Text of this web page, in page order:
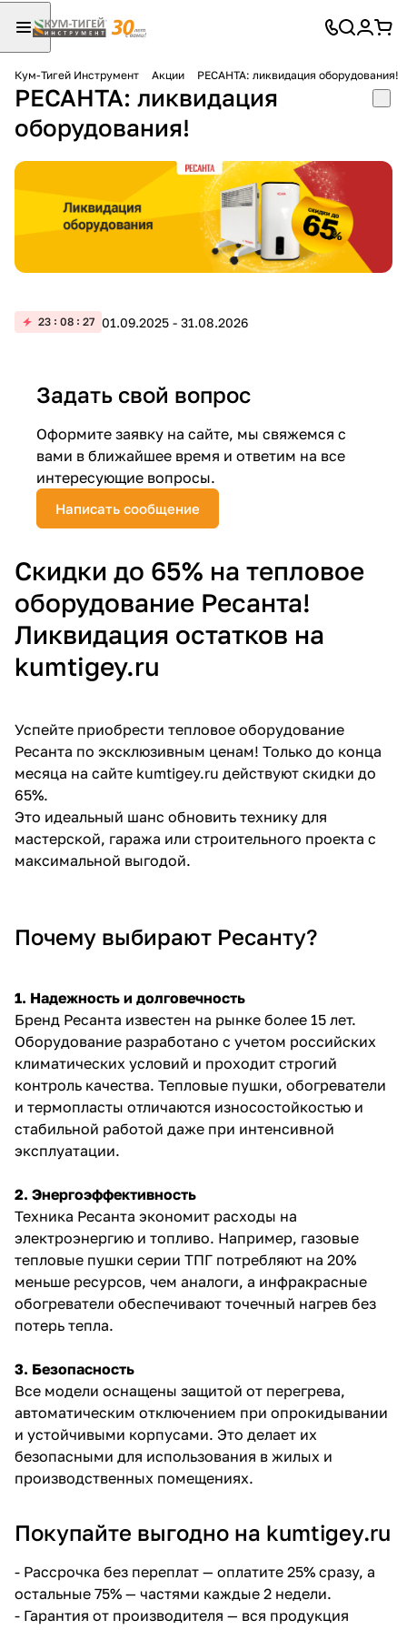
Кум-Тигей Инструмент Акции РЕСАНТА: ликвидация оборудования!
РЕСАНТА: ликвидация
оборудования!
23 08 27 01.09.2025 - 31.08.2026
Задать свой вопрос
Оформите заявку на сайте, мы свяжемся с
вами в ближайшее время и ответим на все
интересующие вопросы.
Написать сообщение
Скидки до 65% на тепловое
оборудование Ресанта!
Ликвидация остатков на
kumtigey.ru
Успейте приобрести тепловое оборудование
Ресанта по эксклюзивным ценам! Только до конца
месяца на сайте kumtigey.ru действуют скидки до
65%.
Это идеальный шанс обновить технику для
мастерской, гаража или строительного проекта с
максимальной выгодой.
Почему выбирают Ресанту?
1. Надежность и долговечность
Бренд Ресанта известен на рынке более 15 лет.
Оборудование разработано с учетом российских
климатических условий и проходит строгий
контроль качества. Тепловые пушки, обогреватели
и термопласты отличаются износостойкостью и
стабильной работой даже при интенсивной
эксплуатации.
2. Энергоэффективность
Техника Ресанта экономит расходы на
электроэнергию и топливо. Например, газовые
тепловые пушки серии ТПГ потребляют на 20%
меньше ресурсов, чем аналоги, а инфракрасные
обогреватели обеспечивают точечный нагрев без
потерь тепла.
3. Безопасность
Все модели оснащены защитой от перегрева,
автоматическим отключением при опрокидывании
и устойчивыми корпусами. Это делает их
безопасными для использования в жилых и
производственных помещениях.
Покупайте выгодно на kumtigey.ru
- Рассрочка без переплат — оплатите 25% сразу, а
остальные 75% — частями каждые 2 недели.
- Гарантия от производителя — вся продукция
Для клиентов всех банков
Разбейте
оплату
на части
без переплат
Сегодня
Добавляйте товары
в корзину
Оплачивайте сегодня только
Получайте товар
выбранный способом
Оставшиеся75
по25%каждые 2 недели
Подробнее
об оплате Плайтом
недели
Остались вопросы?
8 800 302-02-51